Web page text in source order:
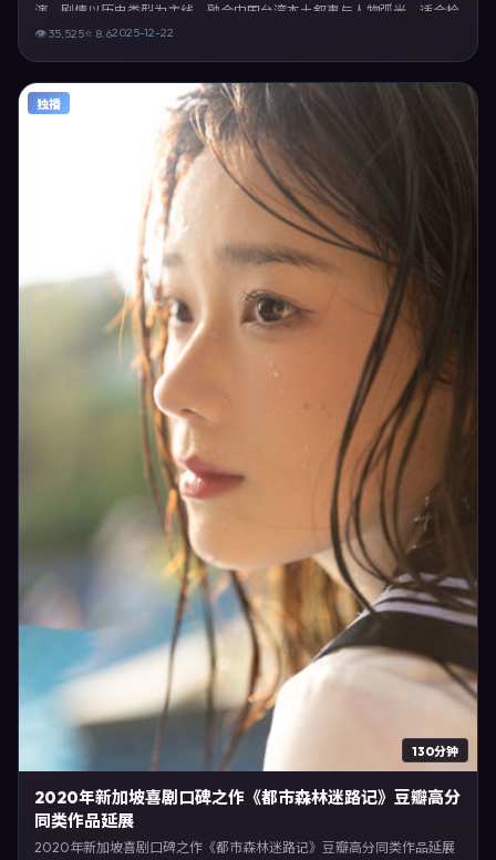
演。剧情以历史类型为主线，融合中国台湾本土叙事与人物弧光，适合检
索「历史电影 中国台湾 薛晓路 赵丽颖」等关键词的观众。2025年12月
专题策划的引用素材。
👁35,525⭐ 8.62025-12-22
独播
130分钟
2020年新加坡喜剧口碑之作《都市森林迷路记》豆瓣高分
同类作品延展
2020年新加坡喜剧口碑之作《都市森林迷路记》豆瓣高分同类作品延展